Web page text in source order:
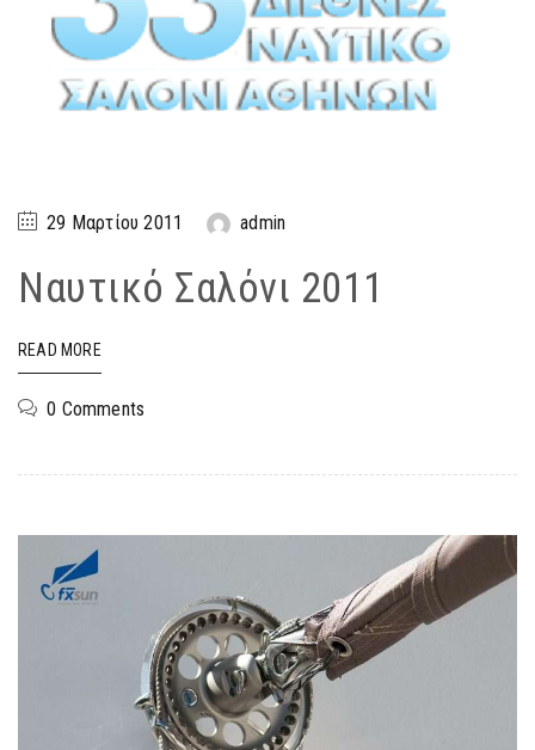
29 Μαρτίου 2011 admin
Ναυτικό Σαλόνι 2011
READ MORE
0 Comments